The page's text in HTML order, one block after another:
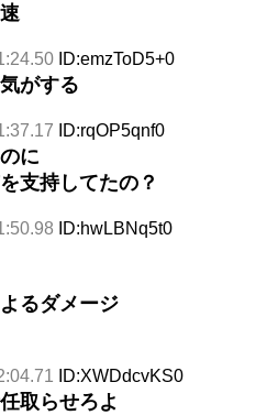
ID:emzToD5+0
がする
ID:rqOP5qnf0
に
支持してたの？
ID:hwLBNq5t0
るダメージ
ID:XWDdcvKS0
取らせろよ